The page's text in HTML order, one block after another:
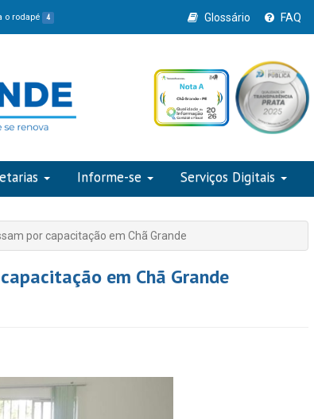
o rodapé 4 Glossário FAQ
Informe-se Serviços Digitais
por capacitação em Chã Grande
em Chã Grande